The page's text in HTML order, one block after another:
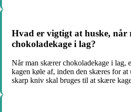
Hvad er vigtigt at huske, når
chokoladekage i lag?
Når man skærer chokoladekage i lag,
kagen køle af, inden den skæres for at
skarp kniv skal bruges til at skære